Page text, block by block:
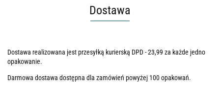
Dostawa
Dostawa realizowana jest przesyłką kurierską DPD - 23,99 za każde jedno
opakowanie.
Darmowa dostawa dostępna dla zamówień powyżej 100 opakowań.